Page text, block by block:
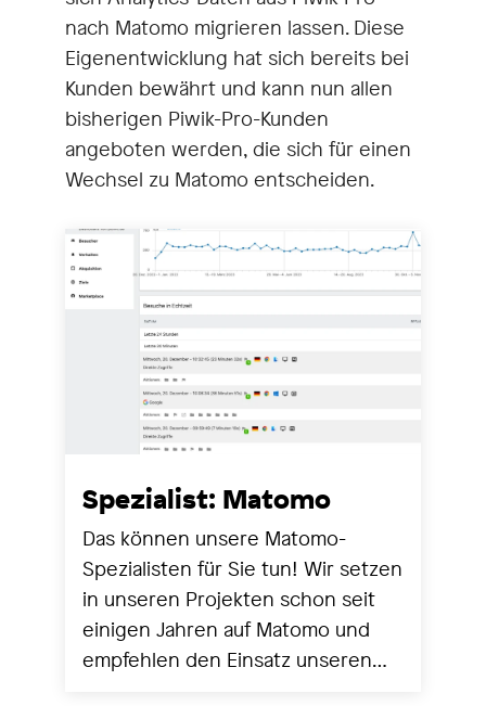
nach Matomo migrieren lassen. Diese
Eigenentwicklung hat sich bereits bei
Kunden bewährt und kann nun allen
bisherigen Piwik-Pro-Kunden
angeboten werden, die sich für einen
Wechsel zu Matomo entscheiden.
Spezialist: Matomo
Das können unsere Matomo-
Spezialisten für Sie tun! Wir setzen
in unseren Projekten schon seit
einigen Jahren auf Matomo und
empfehlen den Einsatz unseren